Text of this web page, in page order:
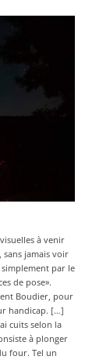
à venir
sans jamais voir
par le
de pose».
Boudier, pour
handicap. […]
cuits selon la
à plonger
four. Tel un